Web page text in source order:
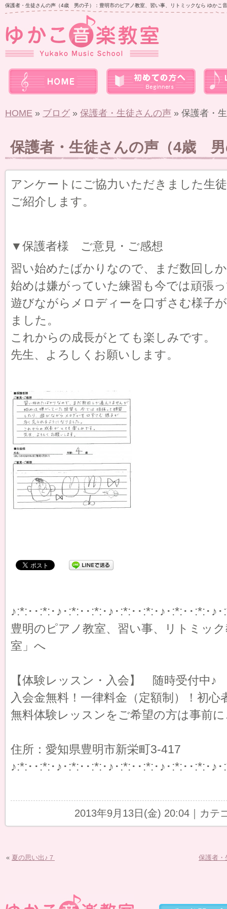
保護者・生徒さんの声（4歳 男の子）：豊明市のピアノ教室、習い事、リトミックなら ゆかこ
HOME » ブログ » 保護者・生徒さんの声 » 保護者・
保護者・生徒さんの声（4歳
アンケートにご協力いただきました生
ご紹介します。
▼保護者様 ご意見・ご感想
習い始めたばかりなので、まだ数回し
始めは嫌がっていた練習も今では頑張
遊びながらメロディーを口ずさむ様子
ました。
これからの成長がとても楽しみです。
先生、よろしくお願いします。
♪:*:･･:*:･♪･:*:･･:*:･♪･:*:･･:*:･♪･:*:･･:*:･♪
豊明のピアノ教室、習い事、リトミッ
室」へ
【体験レッスン・入会】 随時受付中♪
入会金無料！一律料金（定額制）！初心
無料体験レッスンをご希望の方は事前
住所：愛知県豊明市新栄町3-417
♪:*:･･:*:･♪･:*:･･:*:･♪･:*:･･:*:･♪･:*:･･:*:･♪
2013年9月13日(金) 20:04｜カテ
« 夏の思い出♪７ 保護者